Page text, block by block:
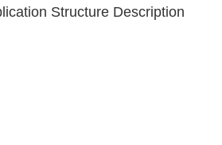
Structure Description